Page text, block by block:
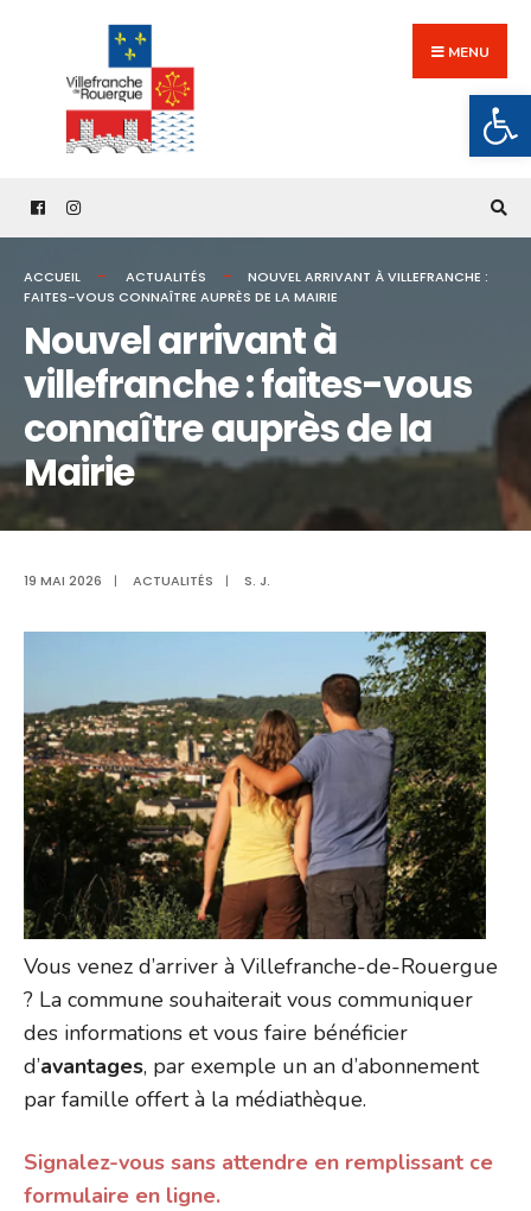
content
MENU
ACCUEIL ACTUALITÉS
NOUVEL ARRIVANT À VILLEFRANCHE :
FAITES-VOUS CONNAÎTRE AUPRÈS DE LA MAIRIE
Nouvel arrivant à
villefranche : faites-vous
connaître auprès de la
Mairie
19 MAI 2026 | ACTUALITÉS | S. J.
Vous venez d’arriver à Villefranche-de-Rouergue
? La commune souhaiterait vous communiquer
des informations et vous faire bénéficier
d’avantages, par exemple un an d’abonnement
par famille offert à la médiathèque.
Signalez-vous sans attendre en remplissant ce
formulaire en ligne.